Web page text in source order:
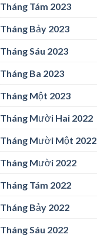
Tháng Tám 2023
Tháng Bảy 2023
Tháng Sáu 2023
Tháng Ba 2023
Tháng Một 2023
Tháng Mười Hai 2022
Tháng Mười Một 2022
Tháng Mười 2022
Tháng Tám 2022
Tháng Bảy 2022
Tháng Sáu 2022